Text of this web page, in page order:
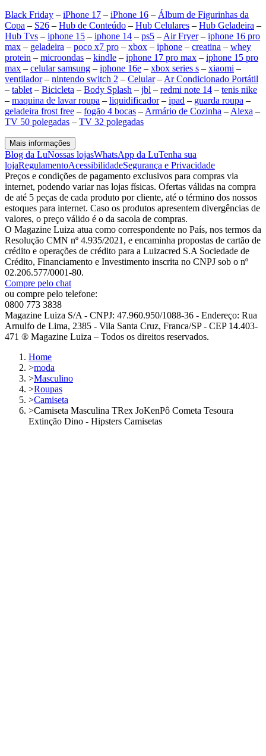
Black Friday – iPhone 17 – iPhone 16 – Álbum de Figurinhas da
Copa – S26 – Hub de Conteúdo – Hub Celulares – Hub Geladeira –
Hub Tvs – iphone 15 – iphone 14 – ps5 – Air Fryer– iphone 16 pro
max – geladeira – poco x7 pro – xbox – iphone – creatina – whey
protein – microondas – kindle – iphone 17 pro max – iphone 15 pro
max – celular samsung – iphone 16e – xbox series s – xiaomi –
ventilador– nintendo switch 2 – Celular– Ar Condicionado Portátil
– tablet – Bicicleta – Body Splash – jbl – redmi note 14 – tenis nike
– maquina de lavar roupa – liquidificador– ipad – guarda roupa –
geladeira frost free – fogão 4 bocas – Armário de Cozinha – Alexa –
TV 50 polegadas – TV 32 polegadas
Mais informações
Blog da LuNossas lojasWhatsApp da LuTenha sua
lojaRegulamentoAcessibilidadeSegurança e Privacidade
Preços e condições de pagamento exclusivos para compras via
internet, podendo variar nas lojas físicas. Ofertas válidas na compra
de até 5 peças de cada produto por cliente, até o término dos nossos
estoques para internet. Caso os produtos apresentem divergências de
valores, o preço válido é o da sacola de compras.
O Magazine Luiza atua como correspondente no País, nos termos da
Resolução CMN nº 4.935/2021, e encaminha propostas de cartão de
crédito e operações de crédito para a Luizacred S.A Sociedade de
Crédito, Financiamento e Investimento inscrita no CNPJ sob o nº
02.206.577/0001-80.
Compre pelo chat
ou compre pelo telefone:
0800 773 3838
Magazine Luiza S/A - CNPJ: 47.960.950/1088-36 - Endereço: Rua
Arnulfo de Lima, 2385 - Vila Santa Cruz, Franca/SP - CEP 14.403-
471 ® Magazine Luiza – Todos os direitos reservados.
Home
>moda
>Masculino
>Roupas
>Camiseta
>Camiseta Masculina TRex JoKenPô Cometa Tesoura
Extinção Dino - Hipsters Camisetas